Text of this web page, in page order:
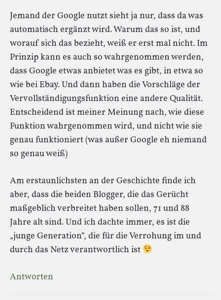
Jemand der Google nutzt sieht ja nur, dass da was
automatisch ergänzt wird. Warum das so ist, und
worauf sich das bezieht, weiß er erst mal nicht. Im
Prinzip kann es auch so wahrgenommen werden,
dass Google etwas anbietet was es gibt, in etwa so
wie bei Ebay. Und dann haben die Vorschläge der
Vervollständigungsfunktion eine andere Qualität.
Entscheidend ist meiner Meinung nach, wie diese
Funktion wahrgenommen wird, und nicht wie sie
genau funktioniert (was außer Google eh niemand
so genau weiß)
Am erstaunlichsten an der Geschichte finde ich
aber, dass die beiden Blogger, die das Gerücht
maßgeblich verbreitet haben sollen, 71 und 88
Jahre alt sind. Und ich dachte immer, es ist die
„junge Generation“, die für die Verrohung im und
durch das Netz verantwortlich ist
Antworten